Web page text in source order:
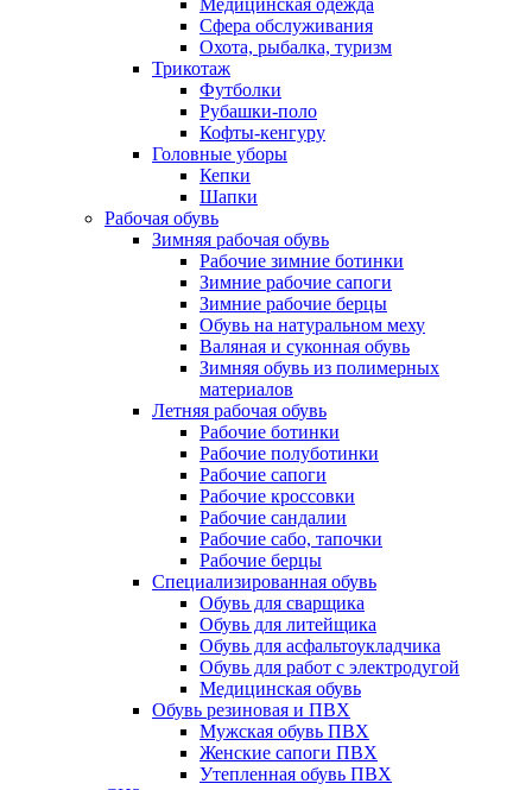
Медицинская одежда
Сфера обслуживания
Охота, рыбалка, туризм
Трикотаж
Футболки
Рубашки-поло
Кофты-кенгуру
Головные уборы
Кепки
Шапки
Рабочая обувь
Зимняя рабочая обувь
Рабочие зимние ботинки
Зимние рабочие сапоги
Зимние рабочие берцы
Обувь на натуральном меху
Валяная и суконная обувь
Зимняя обувь из полимерных
материалов
Летняя рабочая обувь
Рабочие ботинки
Рабочие полуботинки
Рабочие сапоги
Рабочие кроссовки
Рабочие сандалии
Рабочие сабо, тапочки
Рабочие берцы
Специализированная обувь
Обувь для сварщика
Обувь для литейщика
Обувь для асфальтоукладчика
Обувь для работ с электродугой
Медицинская обувь
Обувь резиновая и ПВХ
Мужская обувь ПВХ
Женские сапоги ПВХ
Утепленная обувь ПВХ